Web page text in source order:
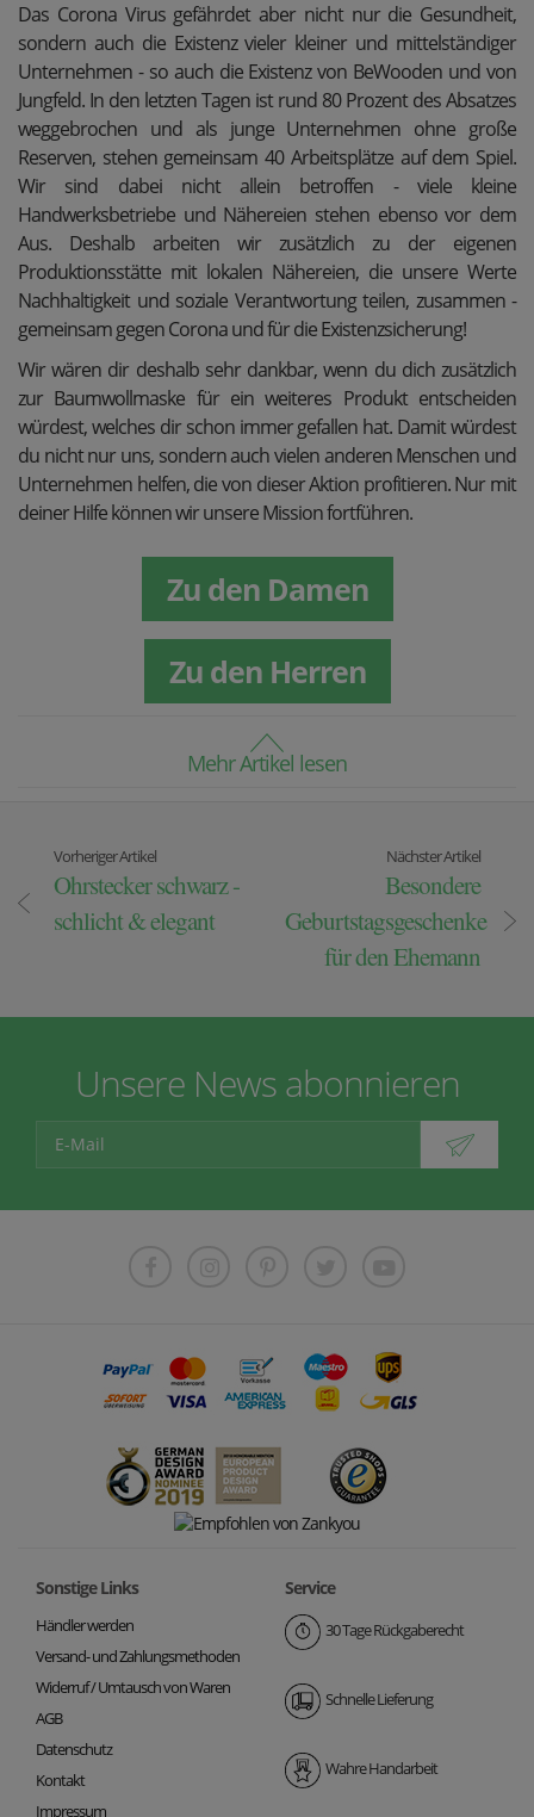
Das Corona Virus gefährdet aber nicht nur die Gesundheit,
sondern auch die Existenz vieler kleiner und mittelständiger
Unternehmen - so auch die Existenz von BeWooden und von
Jungfeld. In den letzten Tagen ist rund 80 Prozent des Absatzes
weggebrochen und als junge Unternehmen ohne große
Reserven, stehen gemeinsam 40 Arbeitsplätze auf dem Spiel.
Wir sind dabei nicht allein betroffen - viele kleine
Handwerksbetriebe und Nähereien stehen ebenso vor dem
Aus. Deshalb arbeiten wir zusätzlich zu der eigenen
Produktionsstätte mit lokalen Nähereien, die unsere Werte
Nachhaltigkeit und soziale Verantwortung teilen, zusammen -
gemeinsam gegen Corona und für die Existenzsicherung!
Wir wären dir deshalb sehr dankbar, wenn du dich zusätzlich
zur Baumwollmaske für ein weiteres Produkt entscheiden
würdest, welches dir schon immer gefallen hat. Damit würdest
du nicht nur uns, sondern auch vielen anderen Menschen und
Unternehmen helfen, die von dieser Aktion profitieren. Nur mit
deiner Hilfe können wir unsere Mission fortführen.
Zu den Damen
Zu den Herren
Mehr Artikel lesen
Vorheriger Artikel
Ohrstecker schwarz -
schlicht & elegant
Nächster Artikel
Besondere
Geburtstagsgeschenke
für den Ehemann
Unsere News abonnieren
Sonstige Links
Händler werden
Versand- und Zahlungsmethoden
Widerruf / Umtausch von Waren
AGB
Datenschutz
Kontakt
Impressum
Service
30 Tage Rückgaberecht
Schnelle Lieferung
Wahre Handarbeit